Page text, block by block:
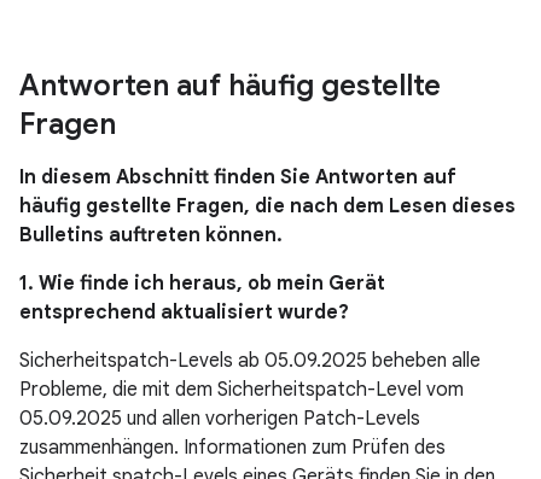
Antworten auf häufig gestellte
Fragen
In diesem Abschnitt finden Sie Antworten auf
häufig gestellte Fragen, die nach dem Lesen dieses
Bulletins auftreten können.
1. Wie finde ich heraus, ob mein Gerät
entsprechend aktualisiert wurde?
Sicherheitspatch-Levels ab 05.09.2025 beheben alle
Probleme, die mit dem Sicherheitspatch-Level vom
05.09.2025 und allen vorherigen Patch-Levels
zusammenhängen. Informationen zum Prüfen des